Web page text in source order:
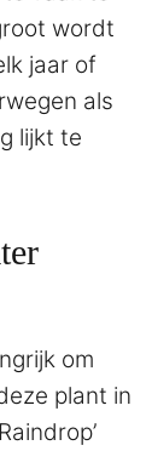
wordt
jaar of
als
lijkt te
om
plant in